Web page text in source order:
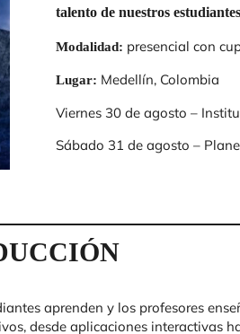
talento de nuestros
Modalidad: presencial con
Lugar: Medellín, Colombia
Viernes 30 de agosto –
Sábado 31 de agosto –
aprenden y los profesores
desde aplicaciones interactivas